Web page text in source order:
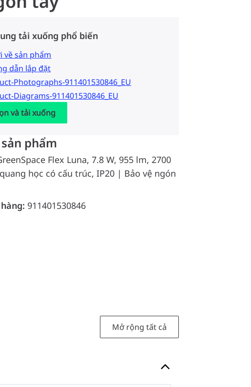
tải xuống phổ biến
về sản phẩm
dẫn lắp đặt
Photographs-911401530846_EU
Diagrams-911401530846_EU
và tải xuống
phẩm
Flex Luna, 7.8 W, 955 lm, 2700
học có cấu trúc, IP20 | Bảo vệ ngón
911401530846
Mở rộng tất cả